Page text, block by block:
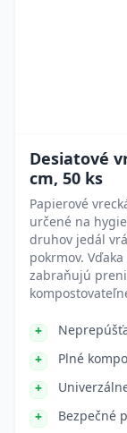
Desiatové
cm, 50 ks
Papierové
určené na
druhov jedál
pokrmov.
zabraňujú
Plné
Bezpečné